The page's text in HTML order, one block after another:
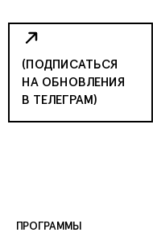
(ПОДПИСАТЬСЯ
НА ОБНОВЛЕНИЯ
В ТЕЛЕГРАМ)
ПРОГРАММЫ